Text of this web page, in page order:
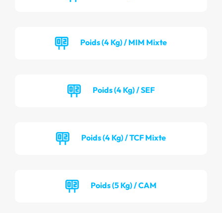
Poids (4 Kg) / MIM Mixte
Poids (4 Kg) / SEF
Poids (4 Kg) / TCF Mixte
Poids (5 Kg) / CAM